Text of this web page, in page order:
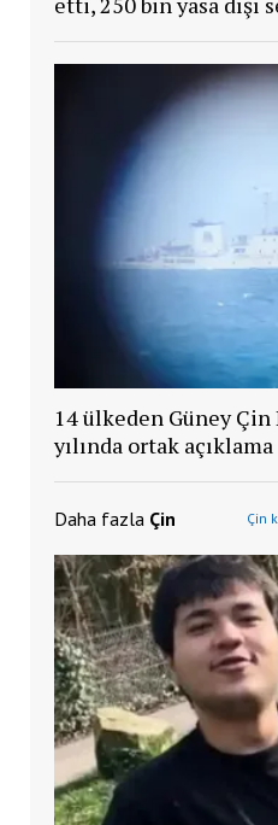
14 ülkeden Güney Çin
yılında ortak açıklama
Daha fazla Çin Çin